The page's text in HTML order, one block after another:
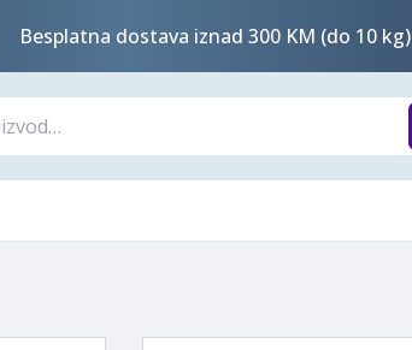
Besplatna dostava iznad 300 KM (do 10 kg)